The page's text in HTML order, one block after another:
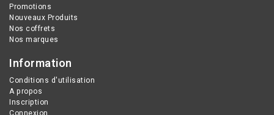
Promotions
Nouveaux Produits
Nos coffrets
Nos marques
Information
Conditions d'utilisation
A propos
Inscription